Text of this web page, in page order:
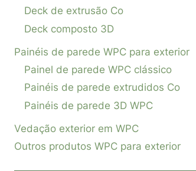
Deck de extrusão Co
Deck composto 3D
Painéis de parede WPC para exterior
Painel de parede WPC clássico
Painéis de parede extrudidos Co
Painéis de parede 3D WPC
Vedação exterior em WPC
Outros produtos WPC para exterior